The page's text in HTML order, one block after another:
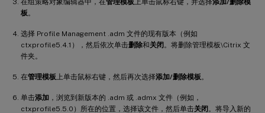
板 。
选择 Profile Management .adm 文件的现有版本（例如
ctxprofile5.4.1），然后依次单击删除和关闭。将删除管理模板\Citrix 文
件夹。
在管理模板 上单击鼠标右键，然后再次选择添加/删除模板 。
单击添加 ，浏览到新版本的 .adm 或 .admx 文件（例如，
ctxprofile5.5.0）所在的位置，选择该文件，然后单击关闭。将导入新的